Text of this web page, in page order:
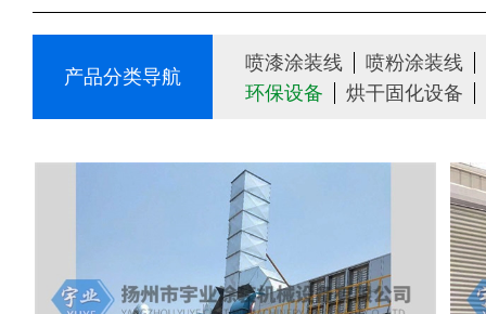
产品分类导航
喷漆涂装线
喷粉涂装线
环保设备
烘干固化设备